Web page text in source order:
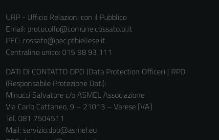
URP - Ufficio Relazioni con il Pubblico
Email: protocollo@comune.cossato.bi.it
PEC: cossato@pec.ptbiellese.it
Centralino unico: 015 98 93 111
DATI DI CONTATTO DPO (Data Protection Officer) | RPD
(Responsabile Protezione Dati):
Minucci Salvatore c/o ASMEL Associazione
Via Carlo Cattaneo, 9 – 21013 – Varese [VA]
Tel. 081 7504511
Mail: servizio.dpo@asmel.eu